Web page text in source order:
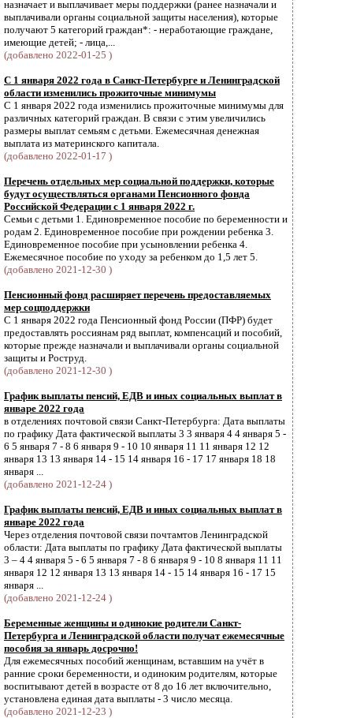
назначает и выплачивает меры поддержки (ранее назначали и
выплачивали органы социальной защиты населения), которые
получают 5 категорий граждан*: - неработающие граждане,
имеющие детей; - лица,...
(добавлено 2022-01-25 )
С 1 января 2022 года в Санкт-Петербурге и Ленинградской
области изменились прожиточные минимумы
С 1 января 2022 года изменились прожиточные минимумы для
различных категорий граждан. В связи с этим увеличились
размеры выплат семьям с детьми. Ежемесячная денежная
выплата из материнского капитала.
(добавлено 2022-01-17 )
Перечень отдельных мер социальной поддержки, которые
будут осуществляться органами Пенсионного фонда
Российской Федерации с 1 января 2022 г.
Семьи с детьми 1. Единовременное пособие по беременности и
родам 2. Единовременное пособие при рождении ребенка 3.
Единовременное пособие при усыновлении ребенка 4.
Ежемесячное пособие по уходу за ребенком до 1,5 лет 5.
(добавлено 2021-12-30 )
Пенсионный фонд расширяет перечень предоставляемых
мер соцподдержки
С 1 января 2022 года Пенсионный фонд России (ПФР) будет
предоставлять россиянам ряд выплат, компенсаций и пособий,
которые прежде назначали и выплачивали органы социальной
защиты и Роструд.
(добавлено 2021-12-30 )
График выплаты пенсий, ЕДВ и иных социальных выплат в
январе 2022 года
в отделениях почтовой связи Санкт-Петербурга: Дата выплаты
по графику Дата фактической выплаты 3 3 января 4 4 января 5 -
6 5 января 7 - 8 6 января 9 - 10 10 января 11 11 января 12 12
января 13 13 января 14 - 15 14 января 16 - 17 17 января 18 18
января ...
(добавлено 2021-12-24 )
График выплаты пенсий, ЕДВ и иных социальных выплат в
январе 2022 года
Через отделения почтовой связи почтамтов Ленинградской
области: Дата выплаты по графику Дата фактической выплаты
3 – 4 4 января 5 - 6 5 января 7 - 8 6 января 9 - 10 8 января 11 11
января 12 12 января 13 13 января 14 - 15 14 января 16 - 17 15
января ...
(добавлено 2021-12-24 )
Беременные женщины и одинокие родители Санкт-
Петербурга и Ленинградской области получат ежемесячные
пособия за январь досрочно!
Для ежемесячных пособий женщинам, вставшим на учёт в
ранние сроки беременности, и одиноким родителям, которые
воспитывают детей в возрасте от 8 до 16 лет включительно,
установлена единая дата выплаты - 3 число месяца.
(добавлено 2021-12-23 )